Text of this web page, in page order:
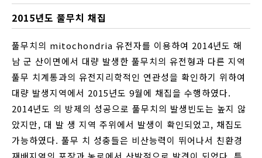
2015년도 풀무치 채집
풀무치의 mitochondria 유전자를 이용하여 2014년도 해
남 군 산이면에서 대량 발생한 풀무치의 유전형과 다른 지역
풀무 치계통과의 유전지리학적인 연관성을 확인하기 위하여
대량 발생지역에서 2015년도 9월에 채집을 수행하였다.
2014년도 의 방제의 성공으로 풀무치의 발생빈도는 높지 않
았지만, 대 발 생 지역 주위에서 발생이 확인되었고, 채집도
가능하였다. 풀무 치 성충들은 비산능력이 뛰어나서 친환경